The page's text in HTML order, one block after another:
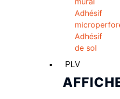
Adhésif
Adhésif
de sol
PLV